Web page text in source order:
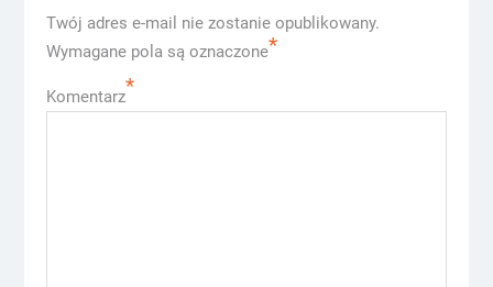
Twój adres e-mail nie zostanie opublikowany.
Wymagane pola są oznaczone*
Komentarz*